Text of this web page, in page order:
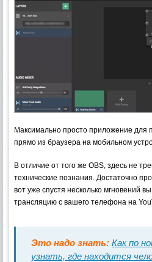
Максимально просто приложение для
прямо из браузера на мобильном
В отличие от того же OBS, здесь не
технические познания. Достаточно
вот уже спустя несколько мгновений
трансляцию с вашего телефона на
Это надо знать: Как по
узнать, где находится